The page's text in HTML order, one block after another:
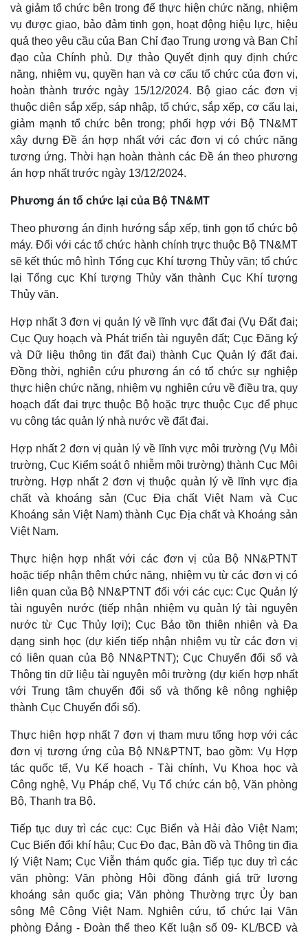
Pháp luật
Vụ án
Tin nóng
Tư vấn luật
Quân sự - Quốc phòng
Vũ khí
Việt Nam
Phân tích
Thể thao
Bóng đá
Lịch thi đấu bóng đá
Thế giới thể thao
Hậu trường
Ô tô - Xe máy
Ô tô
Xe máy
Tư vấn
và giảm tổ chức bên trong để thực hiện chức năng, nhiệm
vụ được giao, bảo đảm tinh gọn, hoạt động hiệu lực, hiệu
quả theo yêu cầu của Ban Chỉ đạo Trung ương và Ban Chỉ
đạo của Chính phủ. Dự thảo Quyết định quy định chức
năng, nhiệm vụ, quyền hạn và cơ cấu tổ chức của đơn vị,
hoàn thành trước ngày 15/12/2024. Bộ giao các đơn vị
thuộc diện sắp xếp, sáp nhập, tổ chức, sắp xếp, cơ cấu lại,
giảm mạnh tổ chức bên trong; phối hợp với Bộ TN&MT
xây dựng Đề án hợp nhất với các đơn vị có chức năng
tương ứng. Thời hạn hoàn thành các Đề án theo phương
án hợp nhất trước ngày 13/12/2024.
Phương án tổ chức lại của Bộ TN&MT
Theo phương án định hướng sắp xếp, tinh gọn tổ chức bộ
máy. Đối với các tổ chức hành chính trực thuộc Bộ TN&MT
sẽ kết thúc mô hình Tổng cục Khí tượng Thủy văn; tổ chức
lại Tổng cục Khí tượng Thủy văn thành Cục Khí tượng
Thủy văn.
Hợp nhất 3 đơn vị quản lý về lĩnh vực đất đai (Vụ Đất đai;
Cục Quy hoạch và Phát triển tài nguyên đất; Cục Đăng ký
và Dữ liệu thông tin đất đai) thành Cục Quản lý đất đai.
Đồng thời, nghiên cứu phương án có tổ chức sự nghiệp
thực hiện chức năng, nhiệm vụ nghiên cứu về điều tra, quy
hoạch đất đai trực thuộc Bộ hoặc trực thuộc Cục để phục
vụ công tác quản lý nhà nước về đất đai.
Hợp nhất 2 đơn vị quản lý về lĩnh vực môi trường (Vụ Môi
trường, Cục Kiểm soát ô nhiễm môi trường) thành Cục Môi
trường. Hợp nhất 2 đơn vị thuộc quản lý về lĩnh vực địa
chất và khoáng sản (Cục Địa chất Việt Nam và Cục
Khoáng sản Việt Nam) thành Cục Địa chất và Khoáng sản
Việt Nam.
Thực hiện hợp nhất với các đơn vị của Bộ NN&PTNT
hoặc tiếp nhận thêm chức năng, nhiệm vụ từ các đơn vị có
liên quan của Bộ NN&PTNT đối với các cục: Cục Quản lý
tài nguyên nước (tiếp nhận nhiệm vụ quản lý tài nguyên
nước từ Cục Thủy lợi); Cục Bảo tồn thiên nhiên và Đa
dạng sinh học (dự kiến tiếp nhận nhiệm vụ từ các đơn vị
có liên quan của Bộ NN&PTNT); Cục Chuyển đổi số và
Thông tin dữ liệu tài nguyên môi trường (dự kiến hợp nhất
với Trung tâm chuyển đổi số và thống kê nông nghiệp
thành Cục Chuyển đổi số).
Thực hiện hợp nhất 7 đơn vị tham mưu tổng hợp với các
đơn vị tương ứng của Bộ NN&PTNT, bao gồm: Vụ Hợp
tác quốc tế, Vụ Kế hoạch - Tài chính, Vụ Khoa học và
Công nghệ, Vụ Pháp chế, Vụ Tổ chức cán bộ, Văn phòng
Bộ, Thanh tra Bộ.
Tiếp tục duy trì các cục: Cục Biển và Hải đảo Việt Nam;
Cục Biến đổi khí hậu; Cục Đo đạc, Bản đồ và Thông tin địa
lý Việt Nam; Cục Viễn thám quốc gia. Tiếp tục duy trì các
văn phòng: Văn phòng Hội đồng đánh giá trữ lượng
khoáng sản quốc gia; Văn phòng Thường trực Ủy ban
sông Mê Công Việt Nam. Nghiên cứu, tổ chức lại Văn
phòng Đảng - Đoàn thể theo Kết luận số 09- KL/BCĐ và